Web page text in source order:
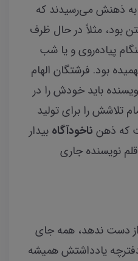
ذهنش می‌رسیدند که
بود، مثلاً در حال ظرف
پیاده‌روی و یا شب
بود. فرشتگان الهام
باید خودش را در
تلاشش را برای تولید
که ذهن ناخودآگاه بیدار
نویسنده جاری
از دست ندهد، همه جای
یادداشتش همیشه